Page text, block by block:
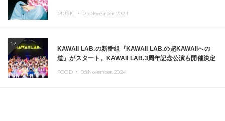
MUSIC ・ 05.November.2024
09
KAWAII LAB.の新番組『KAWAII LAB.の超KAWAIIへの
道』がスタート。KAWAII LAB.3周年記念公演も開催決定
FOOD ・ 05.November.2024